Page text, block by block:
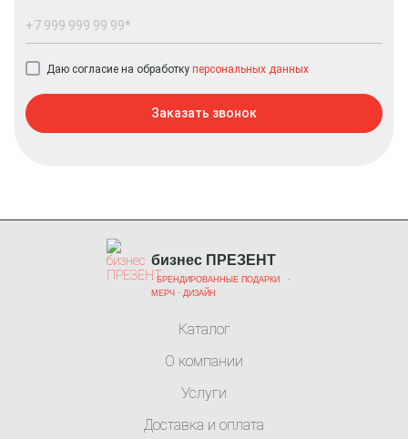
Даю согласие на обработку персональных данных
Заказать звонок
бизнес ПРЕЗЕНТ
· БРЕНДИРОВАННЫЕ ПОДАРКИ
·
МЕРЧ · ДИЗАЙН
Каталог
О компании
Услуги
Доставка и оплата